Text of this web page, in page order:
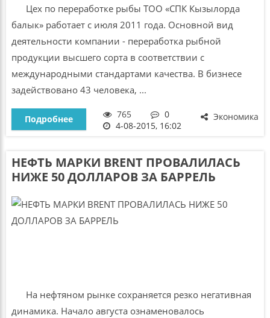
Цех по переработке рыбы ТОО «СПК Кызылорда
балык» работает с июля 2011 года. Основной вид
деятельности компании - переработка рыбной
продукции высшего сорта в соответствии с
международными стандартами качества. В бизнесе
задействовано 43 человека, ...
Экономика
Подробнее 765
0
4-08-2015, 16:02
НЕФТЬ МАРКИ BRENT ПРОВАЛИЛАСЬ
НИЖЕ 50 ДОЛЛАРОВ ЗА БАРРЕЛЬ
На нефтяном рынке сохраняется резко негативная
динамика. Начало августа ознаменовалось